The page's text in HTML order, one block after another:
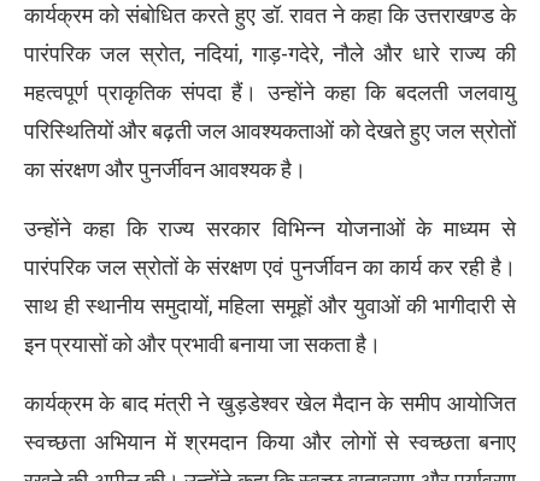
कार्यक्रम को संबोधित करते हुए डॉ. रावत ने कहा कि उत्तराखण्ड के
पारंपरिक जल स्रोत, नदियां, गाड़-गदेरे, नौले और धारे राज्य की
महत्वपूर्ण प्राकृतिक संपदा हैं। उन्होंने कहा कि बदलती जलवायु
परिस्थितियों और बढ़ती जल आवश्यकताओं को देखते हुए जल स्रोतों
का संरक्षण और पुनर्जीवन आवश्यक है।
उन्होंने कहा कि राज्य सरकार विभिन्न योजनाओं के माध्यम से
पारंपरिक जल स्रोतों के संरक्षण एवं पुनर्जीवन का कार्य कर रही है।
साथ ही स्थानीय समुदायों, महिला समूहों और युवाओं की भागीदारी से
इन प्रयासों को और प्रभावी बनाया जा सकता है।
कार्यक्रम के बाद मंत्री ने खुड़डेश्वर खेल मैदान के समीप आयोजित
स्वच्छता अभियान में श्रमदान किया और लोगों से स्वच्छता बनाए